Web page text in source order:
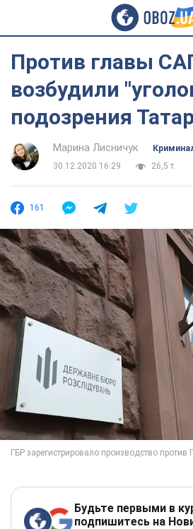
Против главы
возбудили
подозрения
Марина Лисничук
30.12.2020 16:29
26,5 т.
161
Будьте первыми в
подпишитесь на